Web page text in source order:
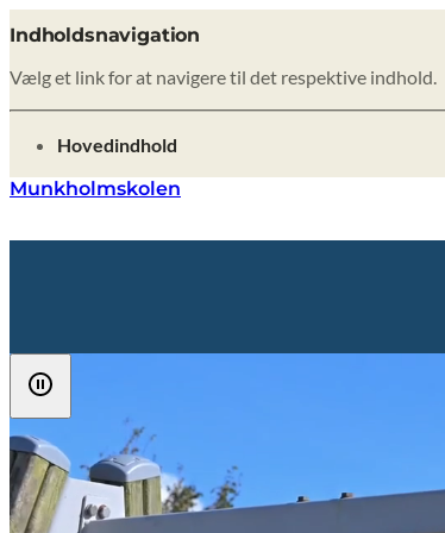
Indholdsnavigation
Vælg et link for at navigere til det respektive indhold.
gå til
Hovedindhold
Munkholmskolen